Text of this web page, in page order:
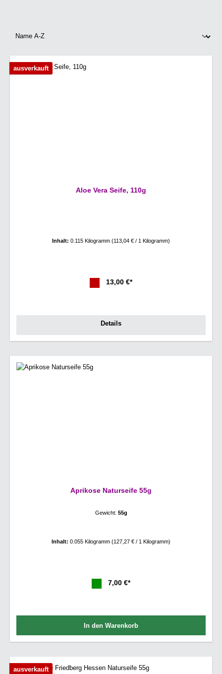
ausverkauft
Aloe Vera Seife, 110g
Inhalt: 0.115 Kilogramm (113,04 € / 1 Kilogramm)
13,00 €*
Details
Aprikose Naturseife 55g
Gewicht: 55g
Inhalt: 0.055 Kilogramm (127,27 € / 1 Kilogramm)
7,00 €*
In den Warenkorb
ausverkauft